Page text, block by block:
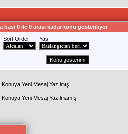
basi 0 ile 0 arasi kadar konu gösteriliyor
Sort Order Yaş
Konuya Yeni Mesaj Yazılmış
Konuya Yeni Mesaj Yazılmamış